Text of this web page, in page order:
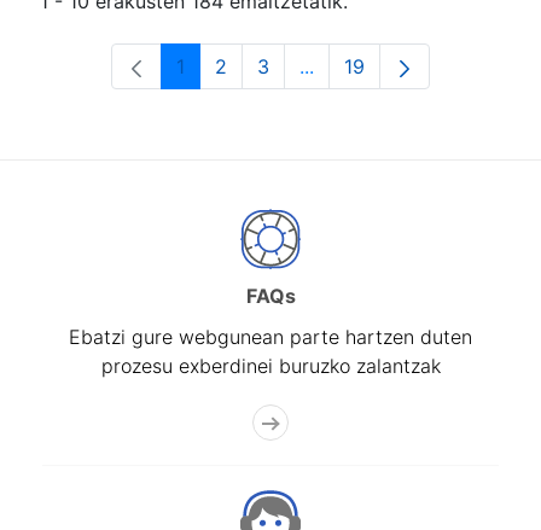
Orrialdea
1 Orrialdea
2 Orrialdea
3 ...Intermediate Pages Use
Orrialdea
19
FAQs
Ebatzi gure webgunean parte hartzen duten
prozesu exberdinei buruzko zalantzak